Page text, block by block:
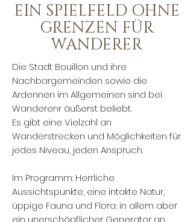
EIN SPIELFELD OHNE
GRENZEN FÜR
WANDERER
Die Stadt Bouillon und ihre
Nachbargemeinden sowie die
Ardennen im Allgemeinen sind bei
Wanderenr äußerst beliebt.
Es gibt eine Vielzahl an
Wanderstrecken und Möglichkeiten für
jedes Niveau, jeden Anspruch.
Im Programm: Herrliche
Aussichtspunkte, eine intakte Natur,
üppige Fauna und Flora; in allem aber
ein unerschöpflicher Generator an